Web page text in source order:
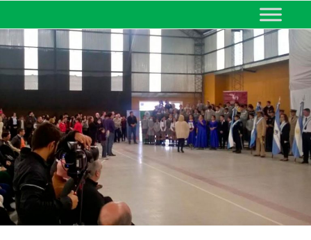
MINISTERIO DE EDUCACIÓN
DE CORRIENTES